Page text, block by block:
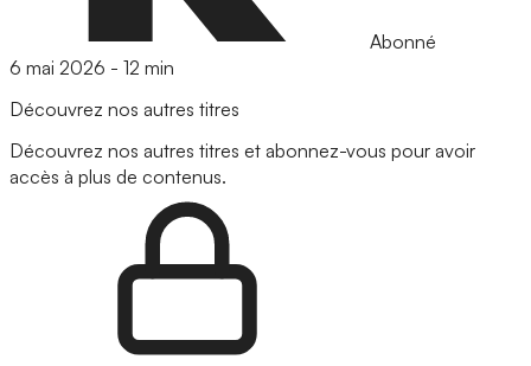
Abonné
6 mai 2026 - 12 min
Découvrez nos autres titres
Découvrez nos autres titres et abonnez-vous pour avoir
accès à plus de contenus.